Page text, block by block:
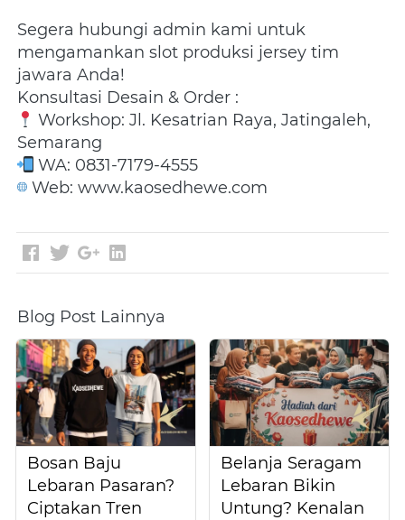
Segera hubungi admin kami untuk
mengamankan slot produksi jersey tim
jawara Anda!
Konsultasi Desain & Order :
Workshop: Jl. Kesatrian Raya, Jatingaleh,
Semarang
WA: 0831-7179-4555
Web: www.kaosedhewe.com
Blog Post Lainnya
Bosan Baju
Lebaran Pasaran?
Ciptakan Tren
Belanja Seragam
Lebaran Bikin
Untung? Kenalan